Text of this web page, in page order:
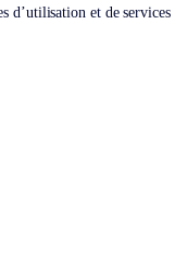
d’utilisation et de services